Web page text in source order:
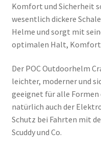
Komfort und Sicherheit
wesentlich dickere
Helme und sorgt mit
optimalen Halt, Komfort
Der POC Outdoorhelm
leichter, moderner und
geeignet für alle
natürlich auch der
Schutz bei Fahrten mit
Scuddy und Co.